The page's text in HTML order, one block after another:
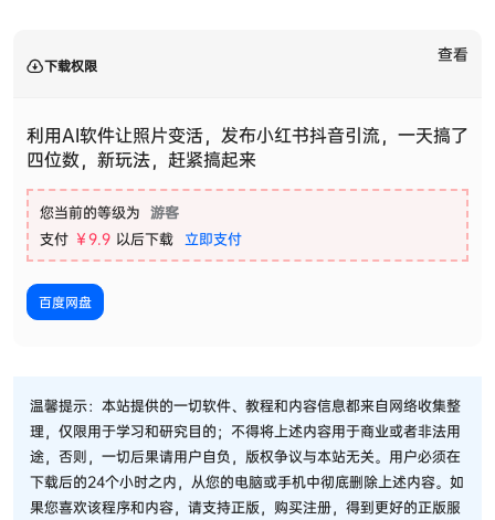
下载权限
查看
利用AI软件让照片变活，发布小红书抖音引流，一天搞了
四位数，新玩法，赶紧搞起来
您当前的等级为 游客
支付 ￥9.9 以后下载 立即支付
百度网盘
温馨提示：本站提供的一切软件、教程和内容信息都来自网络收集整
理，仅限用于学习和研究目的；不得将上述内容用于商业或者非法用
途，否则，一切后果请用户自负，版权争议与本站无关。用户必须在
下载后的24个小时之内，从您的电脑或手机中彻底删除上述内容。如
果您喜欢该程序和内容，请支持正版，购买注册，得到更好的正版服